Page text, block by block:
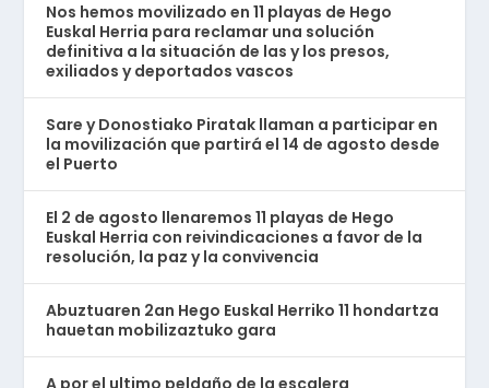
Nos hemos movilizado en 11 playas de Hego
Euskal Herria para reclamar una solución
definitiva a la situación de las y los presos,
exiliados y deportados vascos
Sare y Donostiako Piratak llaman a participar en
la movilización que partirá el 14 de agosto desde
el Puerto
El 2 de agosto llenaremos 11 playas de Hego
Euskal Herria con reivindicaciones a favor de la
resolución, la paz y la convivencia
Abuztuaren 2an Hego Euskal Herriko 11 hondartza
hauetan mobilizaztuko gara